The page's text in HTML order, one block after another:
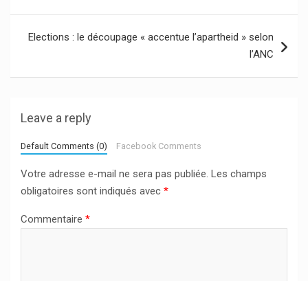
Elections : le découpage « accentue l’apartheid » selon
l’ANC
Leave a reply
Default Comments (0) Facebook Comments
Votre adresse e-mail ne sera pas publiée. Les champs
obligatoires sont indiqués avec *
Commentaire *